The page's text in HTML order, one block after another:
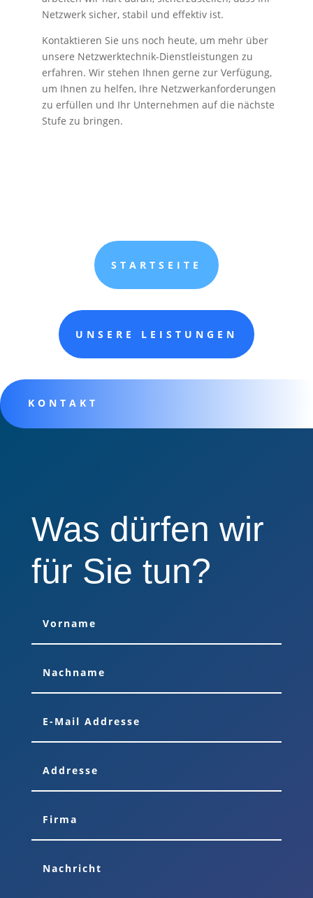
Netzwerk sicher, stabil und effektiv ist.
Kontaktieren Sie uns noch heute, um mehr über
unsere Netzwerktechnik-Dienstleistungen zu
erfahren. Wir stehen Ihnen gerne zur Verfügung,
um Ihnen zu helfen, Ihre Netzwerkanforderungen
zu erfüllen und Ihr Unternehmen auf die nächste
Stufe zu bringen.
STARTSEITE
UNSERE LEISTUNGEN
KONTAKT
Was dürfen wir
für Sie tun?